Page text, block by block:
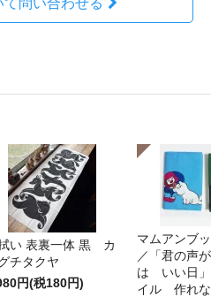
問い合わせる
い 表裏一体 黒 カ
チタクヤ
円(税180円)
マムアンブ
／「君の声
は いい日」
イル 作れ